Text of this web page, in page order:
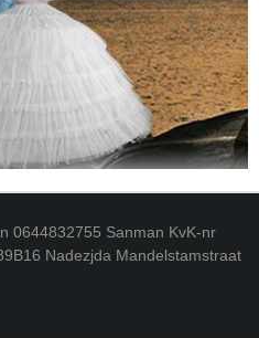
0644832755 Sanman KvK-nr
Nadezjda Mandelstamstraat